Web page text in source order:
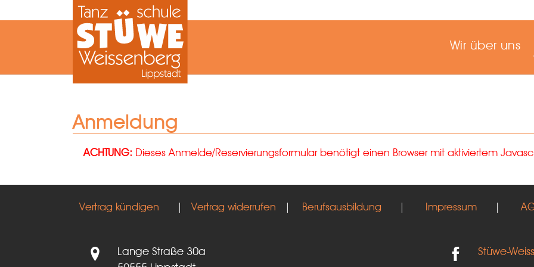
Zum Hauptinhalt springen
Wir über uns
Anmeldung
ACHTUNG: Dieses Anmelde/Reservierungsformular benötigt einen Browser mit aktiviertem
Vertrag kündigen |Vertrag widerrufen | Berufsausbildung | Impressum |
Lange Straße 30a
Stüwe-